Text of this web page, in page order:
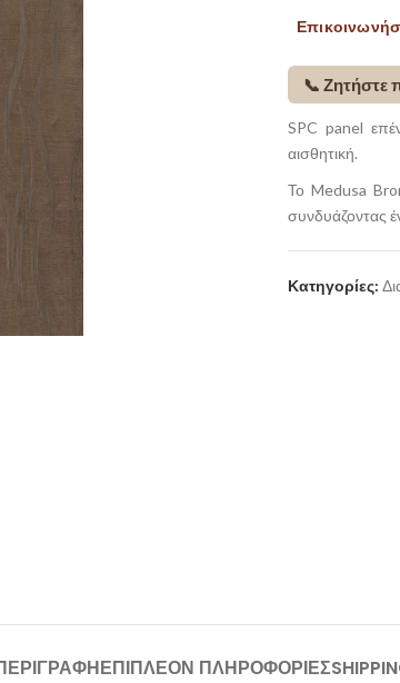
📞 Ζητήστε
SPC panel
αισθητική.
Το Medusa
συνδυάζοντας
Κατηγορίες:
ΕΠΙΠΛΈΟΝ ΠΛΗΡΟΦΟΡΊΕΣ